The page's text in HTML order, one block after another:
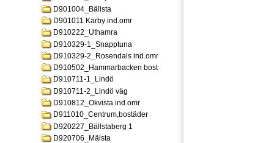
D901004_Bällsta
D901011 Karby ind.omr
D910222_Uthamra
D910329-1_Snapptuna
D910329-2_Rosendals ind.omr
D910502_Hammarbacken bost
D910711-1_Lindö
D910711-2_Lindö väg
D910812_Okvista ind.omr
D911010_Centrum,bostäder
D920227_Bällstaberg 1
D920706_Mälsta